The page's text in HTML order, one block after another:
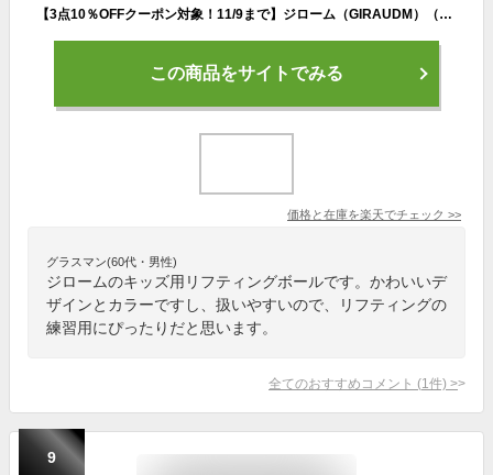
【3点10％OFFクーポン対象！11/9まで】ジローム（GIRAUDM）（メンズ、レディース、キッズ） リフティングボール 自主練 750GM1ZK5703
この商品をサイトでみる
価格と在庫を楽天でチェック >>
グラスマン(60代・男性)
ジロームのキッズ用リフティングボールです。かわいいデ
ザインとカラーですし、扱いやすいので、リフティングの
練習用にぴったりだと思います。
全てのおすすめコメント (1 件) >
9